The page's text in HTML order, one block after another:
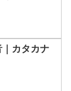
カタカナ